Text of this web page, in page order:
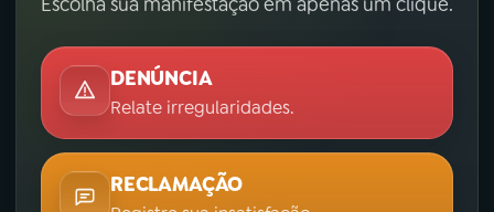
DENÚNCIA
Relate irregularidades.
RECLAMAÇÃO